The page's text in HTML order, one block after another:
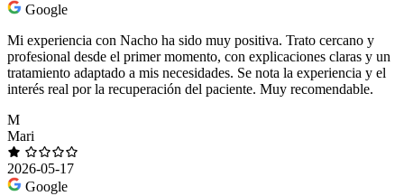
Google
Mi experiencia con Nacho ha sido muy positiva. Trato cercano y
profesional desde el primer momento, con explicaciones claras y un
tratamiento adaptado a mis necesidades. Se nota la experiencia y el
interés real por la recuperación del paciente. Muy recomendable.
M
Mari
2026-05-17
Google